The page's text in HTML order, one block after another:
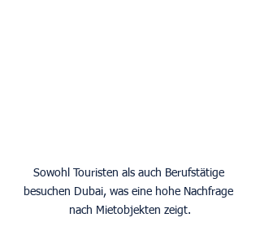
Sowohl Touristen als auch Berufstätige
besuchen Dubai, was eine hohe Nachfrage
nach Mietobjekten zeigt.